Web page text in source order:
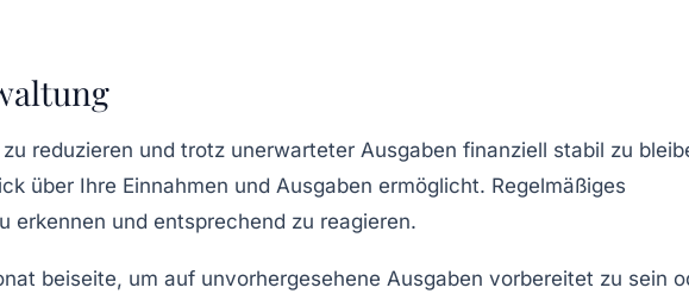
reduzieren und trotz unerwarteter Ausgaben finanziell stabil zu
über Ihre Einnahmen und Ausgaben ermöglicht. Regelmäßiges
erkennen und entsprechend zu reagieren.
beiseite, um auf unvorhergesehene Ausgaben vorbereitet zu sein